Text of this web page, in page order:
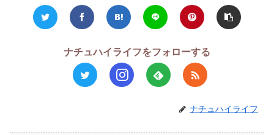
ナチュハイライフをフォローする
ナチュハイライフ